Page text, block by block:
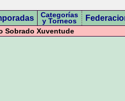
Categorías
y Torneos
Sobrado Xuventude